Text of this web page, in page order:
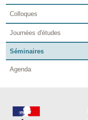
Colloques
Journées d'études
Séminaires
Agenda